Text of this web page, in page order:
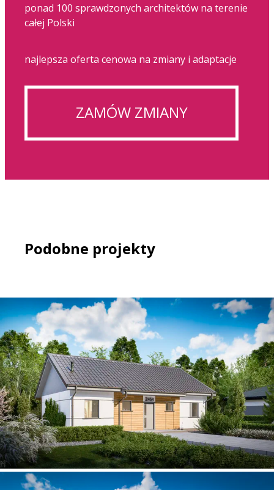
ponad 100 sprawdzonych architektów na terenie
całej Polski
najlepsza oferta cenowa na zmiany i adaptacje
ZAMÓW ZMIANY
Podobne projekty